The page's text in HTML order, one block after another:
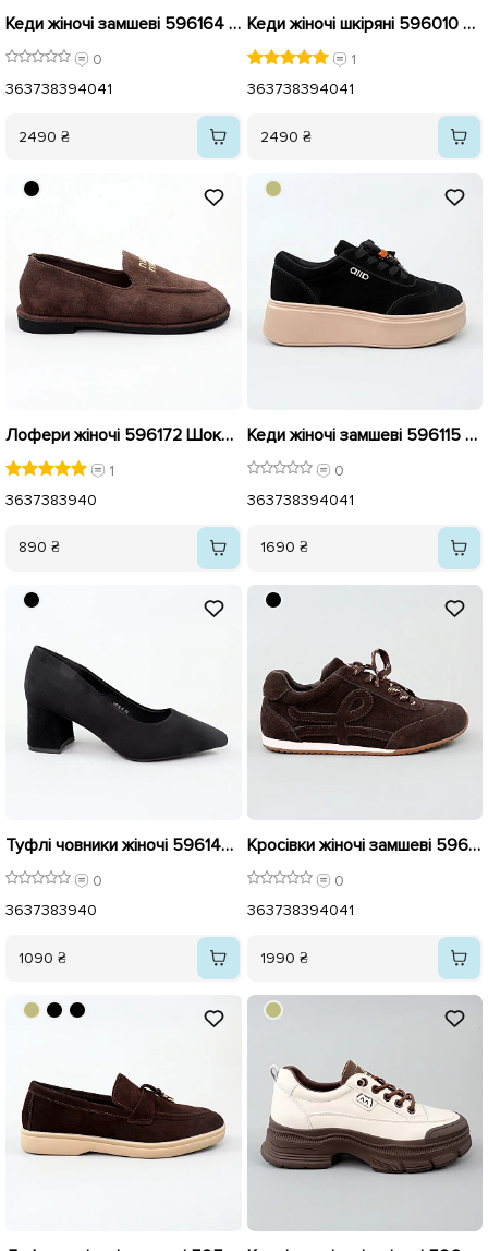
Кеди жіночі замшеві 596164 Шоколад
0
363738394041
2490 ₴
Кеди жіночі шкіряні 596010 Білі
1
363738394041
2490 ₴
Лофери жіночі 596172 Шоколад
1
3637383940
890 ₴
Кеди жіночі замшеві 596115 Чорні
0
363738394041
1690 ₴
Туфлі човники жіночі 596146 Чорні
0
3637383940
1090 ₴
Кросівки жіночі замшеві 596119 Коричневі
0
363738394041
1990 ₴